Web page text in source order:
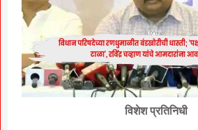
विशेश प्रतिनिधी